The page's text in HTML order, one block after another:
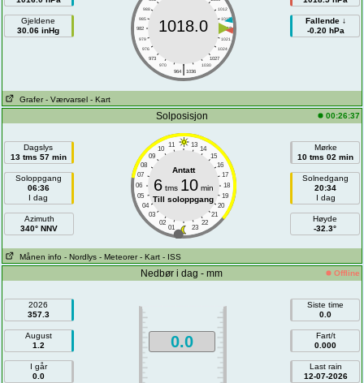
Gjeldene
30.06 inHg
988
1012
985
1015
982
1018
979
1021
976
1024
973
1027
970
1030
|
964 1036
1018.0
Fallende ↓
-0.20 hPa
Grafer - Værvarsel - Kart
Solposisjon 00:26:37
Dagslys
13 tms 57 min
Soloppgang
06:36
I dag
Azimuth
340° NNV
11 13
10
14
09
15
08
16
07
17
06
18
05
19
04
20
03
21
02
22
01 23
Antatt
6tms 10min
Till soloppgang
Mørke
10 tms 02 min
Solnedgang
20:34
I dag
Høyde
-32.3°
Månen info - Nordlys - Meteorer - Kart - ISS
Nedbør i dag - mm Offline
2026
357.3
August
1.2
I går
0.0
0.0
Siste time
0.0
Fart/t
0.000
Last rain
12-07-2026